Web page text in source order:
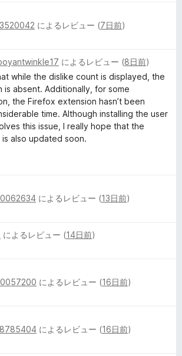
によるレビュー (7日前)
によるレビュー (8日前)
while the dislike count is displayed, the
is absent. Additionally, for some
the Firefox extension hasn’t been
time. Although installing the user
this issue, I really hope that the
also updated soon.
によるレビュー (13日前)
によるレビュー (14日前)
によるレビュー (16日前)
によるレビュー (16日前)